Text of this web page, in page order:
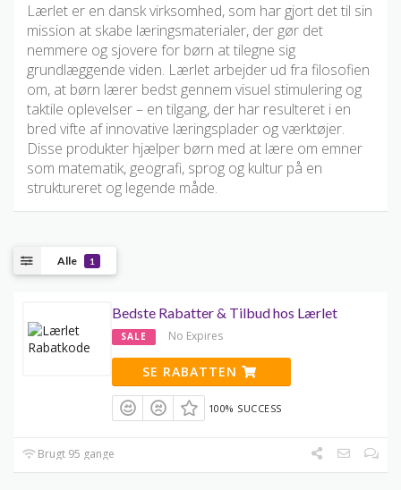
Lærlet er en dansk virksomhed, som har gjort det til sin
mission at skabe læringsmaterialer, der gør det
nemmere og sjovere for børn at tilegne sig
grundlæggende viden. Lærlet arbejder ud fra filosofien
om, at børn lærer bedst gennem visuel stimulering og
taktile oplevelser – en tilgang, der har resulteret i en
bred vifte af innovative læringsplader og værktøjer.
Disse produkter hjælper børn med at lære om emner
som matematik, geografi, sprog og kultur på en
struktureret og legende måde.
Alle 1
Bedste Rabatter & Tilbud hos Lærlet
SALE No Expires
SE RABATTEN
100% SUCCESS
Brugt 95 gange